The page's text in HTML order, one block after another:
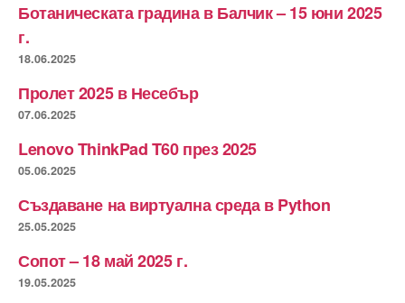
Ботаническата градина в Балчик – 15 юни 2025
г.
18.06.2025
Пролет 2025 в Несебър
07.06.2025
Lenovo ThinkPad T60 през 2025
05.06.2025
Създаване на виртуална среда в Python
25.05.2025
Сопот – 18 май 2025 г.
19.05.2025